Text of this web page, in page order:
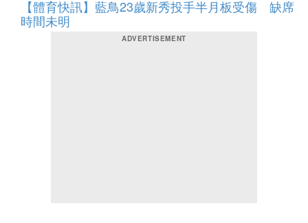
【體育快訊】藍鳥23歲新秀投手半月板受傷 缺席
時間未明